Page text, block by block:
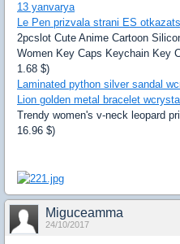
13 yanvarya
Le Pen prizvala strani ES
2pcslot Cute Anime Cartoon
Women Key Caps Keychain Key
1.68 $)
Laminated python silver sandal
Lion golden metal bracelet
Trendy women's v-neck leopard
16.96 $)
Miguceamma
24/10/2017